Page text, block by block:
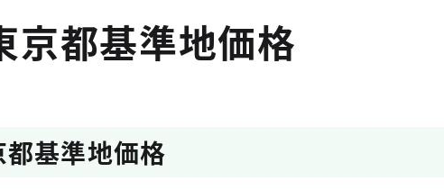
京都基準地価格
基準地価格